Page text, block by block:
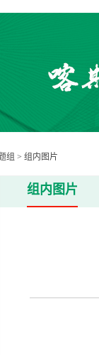
组 > 组内图片
组内图片